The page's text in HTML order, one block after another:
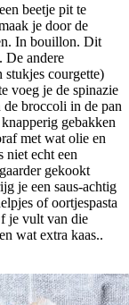
beetje pit te
je door de
In bouillon. Dit
De andere
courgette)
voeg je de spinazie
de broccoli in de pan
gebakken
met wat olie en
niet echt een
gekookt
je een saus-achtig
of oortjespasta
je vult van die
wat extra kaas..